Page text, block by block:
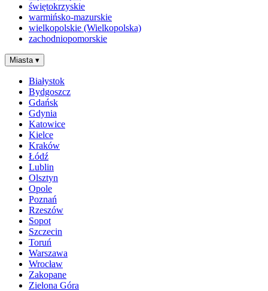
świętokrzyskie
warmińsko-mazurskie
wielkopolskie (Wielkopolska)
zachodniopomorskie
Miasta ▾
Białystok
Bydgoszcz
Gdańsk
Gdynia
Katowice
Kielce
Kraków
Łódź
Lublin
Olsztyn
Opole
Poznań
Rzeszów
Sopot
Szczecin
Toruń
Warszawa
Wrocław
Zakopane
Zielona Góra